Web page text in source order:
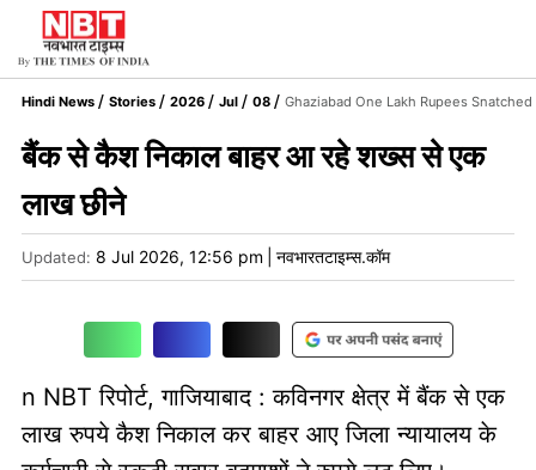
Hindi News Stories 2026 Jul 08 Ghaziabad One Lakh Rupees
बैंक से कैश निकाल बाहर आ रहे शख्स से एक
लाख छीने
Updated: 8 Jul 2026, 12:56 pm नवभारतटाइम्स.कॉम
n NBT रिपोर्ट, गाजियाबाद : कविनगर क्षेत्र में बैंक से एक
लाख रुपये कैश निकाल कर बाहर आए जिला न्यायालय के